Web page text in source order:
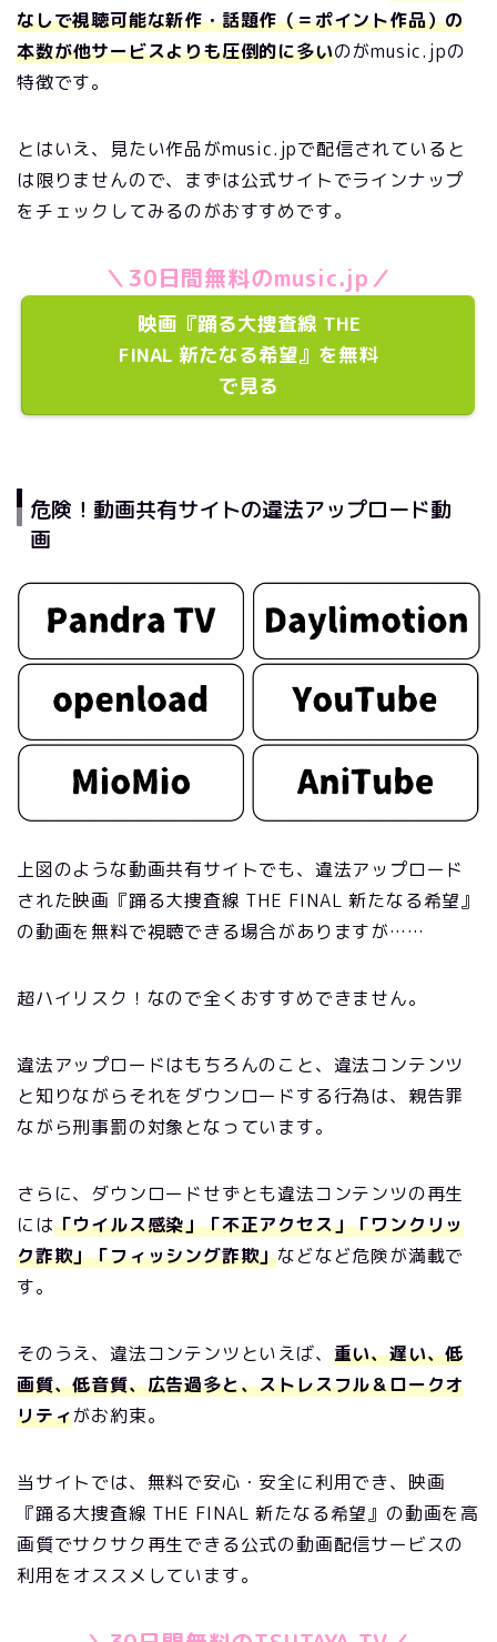
なしで視聴可能な新作・話題作（＝ポイント作品）の
本数が他サービスよりも圧倒的に多いのがmusic.jpの
特徴です。
とはいえ、見たい作品がmusic.jpで配信されていると
は限りませんので、まずは公式サイトでラインナップ
をチェックしてみるのがおすすめです。
＼30日間無料のmusic.jp／
映画『踊る大捜査線 THE
FINAL 新たなる希望』を無料
で見る
危険！動画共有サイトの違法アップロード動
画
上図のような動画共有サイトでも、違法アップロード
された映画『踊る大捜査線 THE FINAL 新たなる希望』
の動画を無料で視聴できる場合がありますが……
超ハイリスク！ なので全くおすすめできません。
違法アップロードはもちろんのこと、違法コンテンツ
と知りながらそれをダウンロードする行為は、親告罪
ながら刑事罰の対象となっています。
さらに、ダウンロードせずとも違法コンテンツの再生
には「ウイルス感染」「不正アクセス」「ワンクリッ
ク詐欺」「フィッシング詐欺」などなど危険が満載で
す。
そのうえ、違法コンテンツといえば、 重い、遅い、低
画質、低音質、広告過多と、ストレスフル＆ロークオ
リティがお約束。
当サイトでは、無料で安心・安全に利用でき、映画
『踊る大捜査線 THE FINAL 新たなる希望』の動画を高
画質でサクサク再生できる公式の動画配信サービスの
利用をオススメしています。